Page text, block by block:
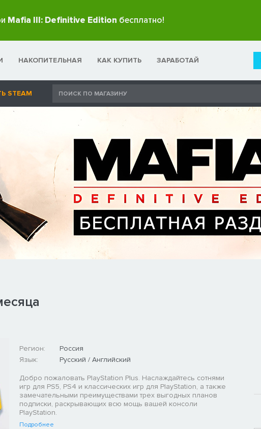
Mafia III: Definitive Edition бесплатно!
НАКОПИТЕЛЬНАЯ КАК КУПИТЬ ЗАРАБОТАЙ
STEAM
Регион:
Россия
Язык:
Русский / Английский
Добро пожаловать PlayStation Plus. Наслаждайтесь сотнями
игр для PS5, PS4 и классических игр для PlayStation, а также
замечательными преимуществами трех выгодных планов
подписки, раскрывающих всю мощь вашей консоли
PlayStation.
Подробнее